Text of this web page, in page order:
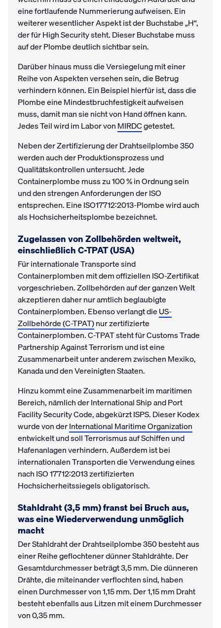
eine fortlaufende Nummerierung aufweisen. Ein
weiterer wesentlicher Aspekt ist der Buchstabe „H“,
der für High Security steht. Dieser Buchstabe muss
auf der Plombe deutlich sichtbar sein.
Darüber hinaus muss die Versiegelung mit einer
Reihe von Aspekten versehen sein, die Betrug
verhindern können. Ein Beispiel hierfür ist, dass die
Plombe eine Mindestbruchfestigkeit aufweisen
muss, damit man sie nicht von Hand öffnen kann.
Jedes Teil wird im Labor vonMIRDCgetestet.
Neben der Zertifizierung der Drahtseilplombe 350
werden auch der Produktionsprozess und
Qualitätskontrollen untersucht. Jede
Containerplombe muss zu 100 % in Ordnung sein
und den strengen Anforderungen der ISO
entsprechen. Eine ISO17712:2013-Plombe wird auch
als Hochsicherheitsplombe bezeichnet.
Zugelassen von Zollbehörden weltweit,
einschließlich C-TPAT (USA)
Für internationale Transporte sind
Containerplomben mit dem offiziellen ISO-Zertifikat
vorgeschrieben. Zollbehörden auf der ganzen Welt
akzeptieren daher nur amtlich beglaubigte
Containerplomben. Ebenso verlangt dieUS-
Zollbehörde (C-TPAT)nur zertifizierte
Containerplomben. C-TPAT steht für Customs Trade
Partnership Against Terrorism und ist eine
Zusammenarbeit unter anderem zwischen Mexiko,
Kanada und den Vereinigten Staaten.
Hinzu kommt eine Zusammenarbeit im maritimen
Bereich, nämlich der International Ship and Port
Facility Security Code, abgekürzt ISPS. Dieser Kodex
wurde von derInternational Maritime Organization
entwickelt und soll Terrorismus auf Schiffen und
Hafenanlagen verhindern. Außerdem ist bei
internationalen Transporten die Verwendung eines
nach ISO 17712:2013 zertifizierten
Hochsicherheitssiegels obligatorisch.
Stahldraht (3,5 mm) franst bei Bruch aus,
was eine Wiederverwendung unmöglich
macht
Der Stahldraht der Drahtseilplombe 350 besteht aus
einer Reihe geflochtener dünner Stahldrähte. Der
Gesamtdurchmesser beträgt 3,5 mm. Die dünneren
Drähte, die miteinander verflochten sind, haben
einen Durchmesser von 1,15 mm. Der 1,15 mm Draht
besteht ebenfalls aus Litzen mit einem Durchmesser
von 0,35 mm.